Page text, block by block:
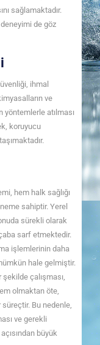
sağlamaktadır.
de göz
ihmal
ve
yöntemlerle atılması
koruyucu
hem halk sağlığı
sahiptir. Yerel
sürekli olarak
sarf etmektedir.
işlemlerinin daha
hale gelmiştir.
çalışması,
olmaktan öte,
Bu nedenle,
ve gerekli
büyük